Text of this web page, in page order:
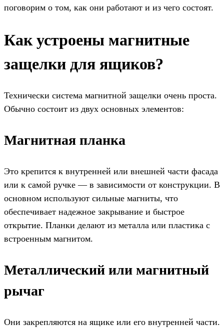
поговорим о том, как они работают и из чего состоят.
Как устроены магнитные
защелки для ящиков?
Технически система магнитной защелки очень проста.
Обычно состоит из двух основных элементов:
Магнитная планка
Это крепится к внутренней или внешней части фасада
или к самой ручке — в зависимости от конструкции. В
основном используют сильные магниты, что
обеспечивает надежное закрывание и быстрое
открытие. Планки делают из металла или пластика с
встроенным магнитом.
Металлический или магнитный
рычаг
Они закрепляются на ящике или его внутренней части.